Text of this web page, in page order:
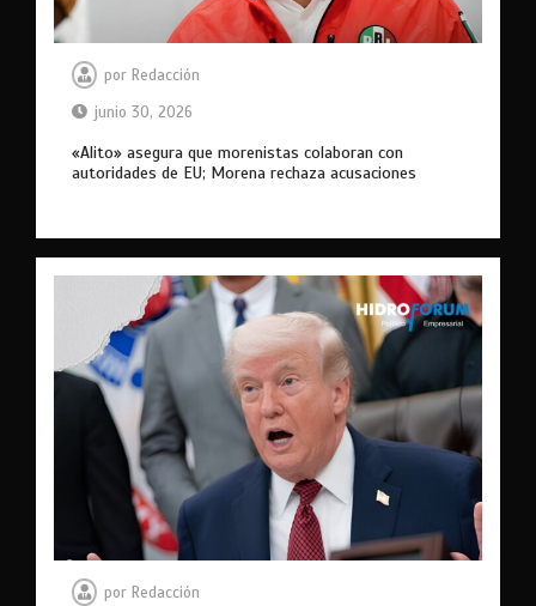
porRedacción
junio 30, 2026
«Alito» asegura que morenistas colaboran con
autoridades de EU; Morena rechaza acusaciones
por Redacción